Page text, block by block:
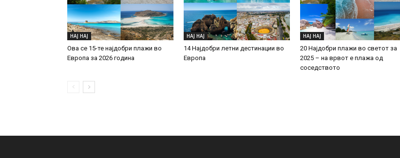
НАЈ НАЈ
Ова се 15-те најдобри плажи во
Европа за 2026 година
НАЈ НАЈ
14 Најдобри летни дестинации во
Европа
НАЈ НАЈ
20 Најдобри плажи во светот за
2025 – на врвот е плажа од
соседството